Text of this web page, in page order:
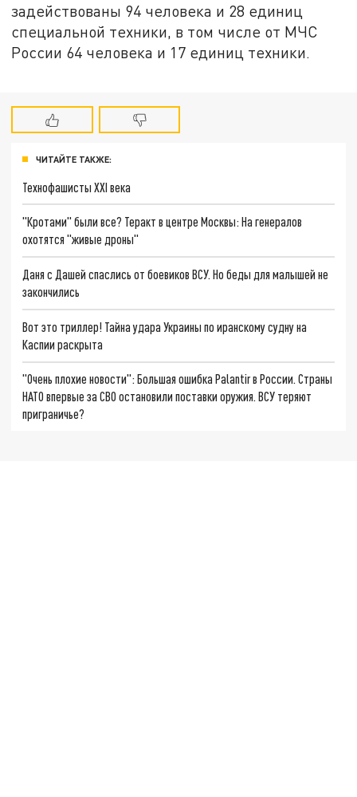
задействованы 94 человека и 28 единиц
специальной техники, в том числе от МЧС
России 64 человека и 17 единиц техники.
ЧИТАЙТЕ ТАКЖЕ:
Технофашисты XXI века
"Кротами" были все? Теракт в центре Москвы: На генералов
охотятся "живые дроны"
Даня с Дашей спаслись от боевиков ВСУ. Но беды для малышей не
закончились
Вот это триллер! Тайна удара Украины по иранскому судну на
Каспии раскрыта
"Очень плохие новости": Большая ошибка Palantir в России. Страны
НАТО впервые за СВО остановили поставки оружия. ВСУ теряют
приграничье?